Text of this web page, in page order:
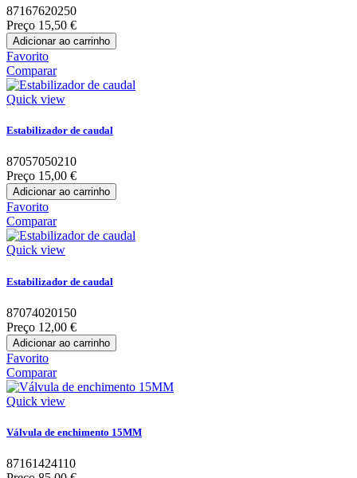
87167620250
Preço 15,50 €
Adicionar ao carrinho
Favorito
Comparar
Quick view
Estabilizador de caudal
87057050210
Preço 15,00 €
Adicionar ao carrinho
Favorito
Comparar
Quick view
Estabilizador de caudal
87074020150
Preço 12,00 €
Adicionar ao carrinho
Favorito
Comparar
Quick view
Válvula de enchimento 15MM
87161424110